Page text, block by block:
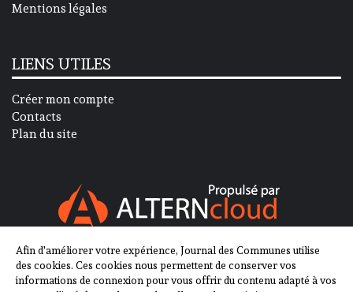
Mentions légales
LIENS UTILES
Créer mon compte
Contacts
Plan du site
SUIVEZ-NOUS SUR
Afin d'améliorer votre expérience, Journal des Communes utilise
des cookies. Ces cookies nous permettent de conserver vos
informations de connexion pour vous offrir du contenu adapté à vos